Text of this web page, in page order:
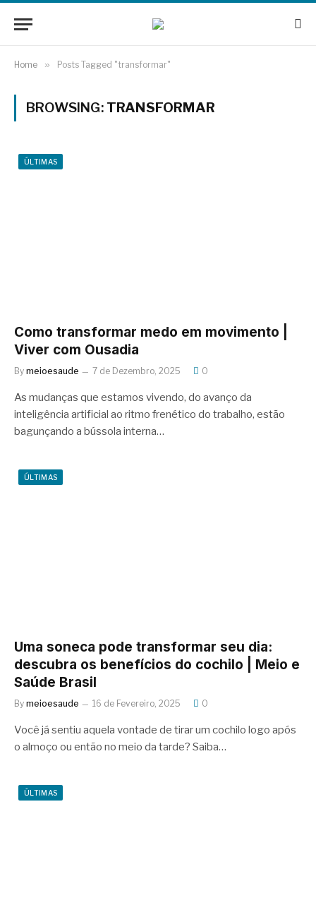
Home » Posts Tagged "transformar"
BROWSING: TRANSFORMAR
ÚLTIMAS
Como transformar medo em movimento |
Viver com Ousadia
By meioesaude 7 de Dezembro, 2025 0
As mudanças que estamos vivendo, do avanço da
inteligência artificial ao ritmo frenético do trabalho, estão
bagunçando a bússola interna…
ÚLTIMAS
Uma soneca pode transformar seu dia:
descubra os benefícios do cochilo | Meio e
Saúde Brasil
By meioesaude 16 de Fevereiro, 2025 0
Você já sentiu aquela vontade de tirar um cochilo logo após
o almoço ou então no meio da tarde? Saiba…
ÚLTIMAS